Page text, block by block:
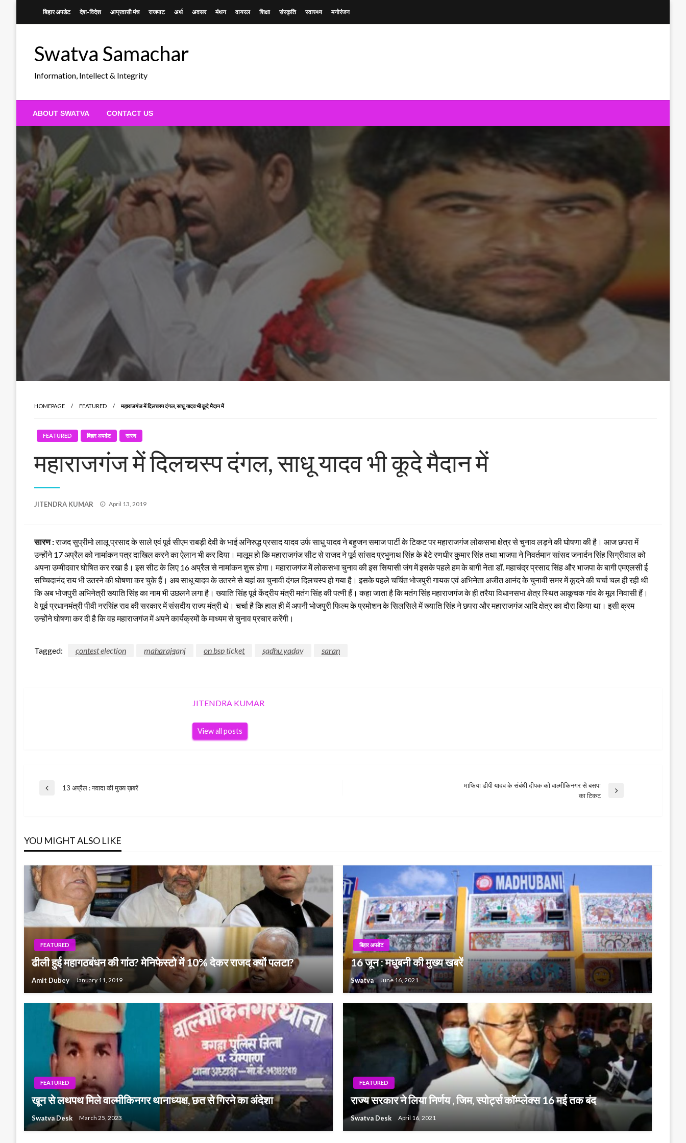
बिहार अपडेट देश-विदेश आप्रवासी मंच राजपाट अर्थ अवसर मंथन वायरल शिक्षा संस्कृति स्वास्थ्य मनोरंजन
Swatva Samachar
Information, Intellect & Integrity
ABOUT SWATVA CONTACT US
HOMEPAGE FEATURED महाराजगंज में दिलचस्प दंगल, साधू यादव भी कूदे मैदान में
FEATURED बिहार अपडेट सारण
महाराजगंज में दिलचस्प दंगल, साधू यादव भी कूदे मैदान में
JITENDRA KUMAR
Posted
April 13, 2019
सारण :राजद सुप्रीमो लालू प्रसाद के साले एवं पूर्व सीएम राबड़ी देवी के भाई अनिरुद्ध प्रसाद यादव उर्फ साधु यादव ने बहुजन समाज पार्टी के टिकट पर महाराजगंज लोकसभा क्षेत्र से चुनाव लड़ने की घोषणा की है। आज छपरा में
उन्होंने 17 अप्रैल को नामांकन पत्र दाखिल करने का ऐलान भी कर दिया। मालूम हो कि महाराजगंज सीट से राजद ने पूर्व सांसद प्रभुनाथ सिंह के बेटे रणधीर कुमार सिंह तथा भाजपा ने निवर्तमान सांसद जनार्दन सिंह सिग्रीवाल को
अपना उम्मीदवार घोषित कर रखा है। इस सीट के लिए 16 अप्रैल से नामांकन शुरू होगा। महाराजगंज में लोकसभा चुनाव की इस सियासी जंग में इसके पहले हम के बागी नेता डॉ. महाचंद्र प्रसाद सिंह और भाजपा के बागी एमएलसी ई
सच्चिदानंद राय भी उतरने की घोषणा कर चुके हैं। अब साधू यादव के उतरने से यहां का चुनावी दंगल दिलचस्प हो गया है। इसके पहले चर्चित भोजपुरी गायक एवं अभिनेता अजीत आनंद के चुनावी समर में कूदने की चर्चा चल ही रही थी
कि अब भोजपुरी अभिनेत्री ख्याति सिंह का नाम भी उछलने लगा है। ख्याति सिंह पूर्व केंद्रीय मंत्री मतंग सिंह की पत्नी हैं। कहा जाता है कि मतंग सिंह महाराजगंज के ही तरैया विधानसभा क्षेत्र स्थित आकूचक गांव के मूल निवासी हैं।
वे पूर्व प्रधानमंत्री पीवी नरसिंह राव की सरकार में संसदीय राज्य मंत्री थे। चर्चा है कि हाल ही में अपनी भोजपुरी फिल्म के प्रमोशन के सिलसिले में ख्याति सिंह ने छपरा और महाराजगंज आदि क्षेत्र का दौरा किया था। इसी क्रम
उन्होंने घोषणा कर दी है कि वह महाराजगंज में अपने कार्यक्रमों के माध्यम से चुनाव प्रचार करेंगी।
Tagged: contest election maharajganj on bsp ticket sadhu yadav saran
JITENDRA KUMAR
View all posts
Post
Previous
13 अप्रैल : नवादा की मुख्य ख़बरें
माफिया डीपी यादव के संबंधी दीपक को वाल्मीकिनगर से बसपा
​का टिकट
YOU MIGHT ALSO LIKE
FEATURED
ढीली हुई महागठबंधन की गांठ? मेनिफेस्टो में 10% देकर राजद क्यों पलटा?
Amit Dubey January 11, 2019
बिहार अपडेट
16 जून : मधुबनी की मुख्य खबरें
Swatva June 16, 2021
FEATURED
खून से लथपथ मिले वाल्मीकिनगर थानाध्यक्ष, छत से गिरने का अंदेशा
Swatva Desk March 25, 2023
FEATURED
राज्य सरकार ने लिया निर्णय , जिम, स्पोर्ट्स कॉम्प्लेक्स 16 मई तक बंद
Swatva Desk April 16, 2021